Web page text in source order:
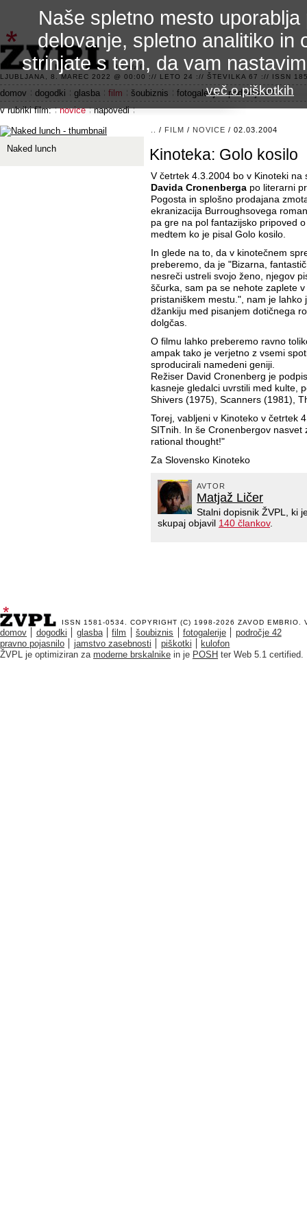
3.2 alfa R
LJUBLJANA, 8. MAREC 2022 @ 00:00 :// LETO 24 :// ŠTEVILKA 67 :// ISSN
domov dogodki glasba film šoubiznis fotogalerije
področje 42
v rubriki film:
novice napovedi
/ FILM / NOVICE / 02.03.2004
Kinoteka: Golo kosilo
V četrtek 4.3.2004 bo v Kinoteki na
Davida Cronenberga po literarni
Pogosta in splošno prodajana
ekranizacija Burroughsovega
pa gre na pol fantazijsko pripoved
medtem ko je pisal Golo kosilo.
In glede na to, da v kinotečnem
preberemo, da je "Bizarna,
nesreči ustreli svojo ženo, njegov
ščurka, sam pa se nehote zaplete
pristaniškem mestu.", nam je lahko
džankiju med pisanjem dotičnega
dolgčas.
O filmu lahko preberemo ravno
ampak tako je verjetno z vsemi
sproducirali namedeni geniji.
Režiser David Cronenberg je
kasneje gledalci uvrstili med kulte,
Shivers (1975), Scanners (1981),
Torej, vabljeni v Kinoteko v četrtek
SITnih. In še Cronenbergov nasvet
rational thought!"
Za Slovensko Kinoteko
AVTOR
Matjaž Ličer
Stalni dopisnik ŽVPL, ki
skupaj objavil 140 člankov.
Naked lunch
ISSN 1581-0534. COPYRIGHT (C) 1998-2026 ZAVOD EMBRIO .
domov dogodki glasba film šoubiznis fotogalerije
področje 42
pravno pojasnilo
jamstvo zasebnosti piškotki
kulofon
ŽVPL je optimiziran za moderne brskalnike in je POSH ter Web 5.1 certified.
Naše spletno mesto
delovanje, spletno analitiko in
strinjate s tem, da vam
več o piškotkih